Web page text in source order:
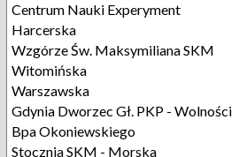
Centrum Nauki Experyment
Harcerska
Wzgórze Św. Maksymiliana SKM
Witomińska
Warszawska
Gdynia Dworzec Gł. PKP - Wolności
Bpa Okoniewskiego
Stocznia SKM - Morska